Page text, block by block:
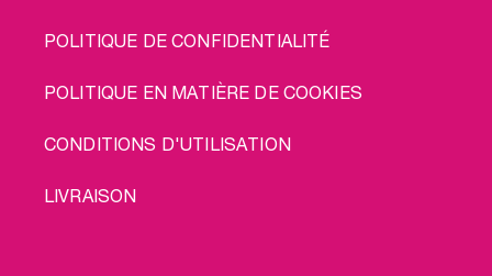
POLITIQUE DE CONFIDENTIALITÉ
POLITIQUE EN MATIÈRE DE COOKIES
CONDITIONS D'UTILISATION
LIVRAISON